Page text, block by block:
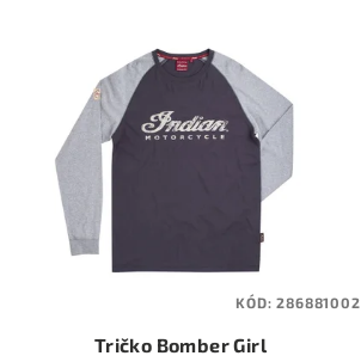
Tričko Bomber Girl
KÓD:286881002